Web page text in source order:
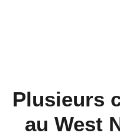
Plusieurs
au West